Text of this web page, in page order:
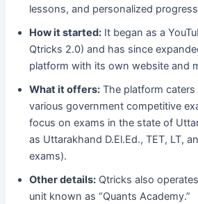
lessons, and personalized
How it started: It began as a
Qtricks 2.0) and has since
platform with its own website and
What it offers: The platform
various government competitive
focus on exams in the state of
as Uttarakhand D.El.Ed., TET, LT,
exams).
Other details: Qtricks also
unit known as “Quants Academy.”